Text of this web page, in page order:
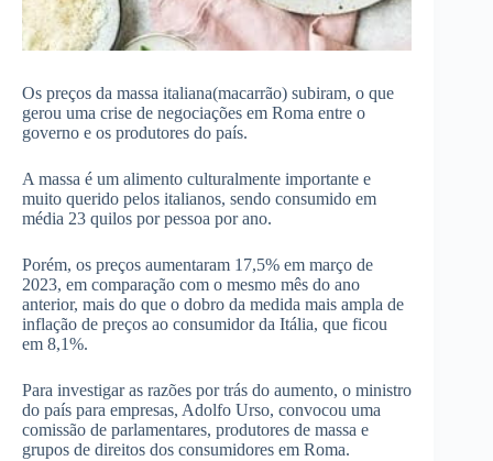
Os preços da massa italiana(macarrão) subiram, o que
gerou uma crise de negociações em Roma entre o
governo e os produtores do país.
A massa é um alimento culturalmente importante e
muito querido pelos italianos, sendo consumido em
média 23 quilos por pessoa por ano.
Porém, os preços aumentaram 17,5% em março de
2023, em comparação com o mesmo mês do ano
anterior, mais do que o dobro da medida mais ampla de
inflação de preços ao consumidor da Itália, que ficou
em 8,1%.
Para investigar as razões por trás do aumento, o ministro
do país para empresas, Adolfo Urso, convocou uma
comissão de parlamentares, produtores de massa e
grupos de direitos dos consumidores em Roma.